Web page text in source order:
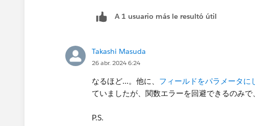
A 1 usuario más le resultó útil
Takashi Masuda
26 abr. 2024 6:24
なるほど...。​他に、 フィールドをパラメータに​
ていましたが、関数エラーを回避できるのみ
P.S.